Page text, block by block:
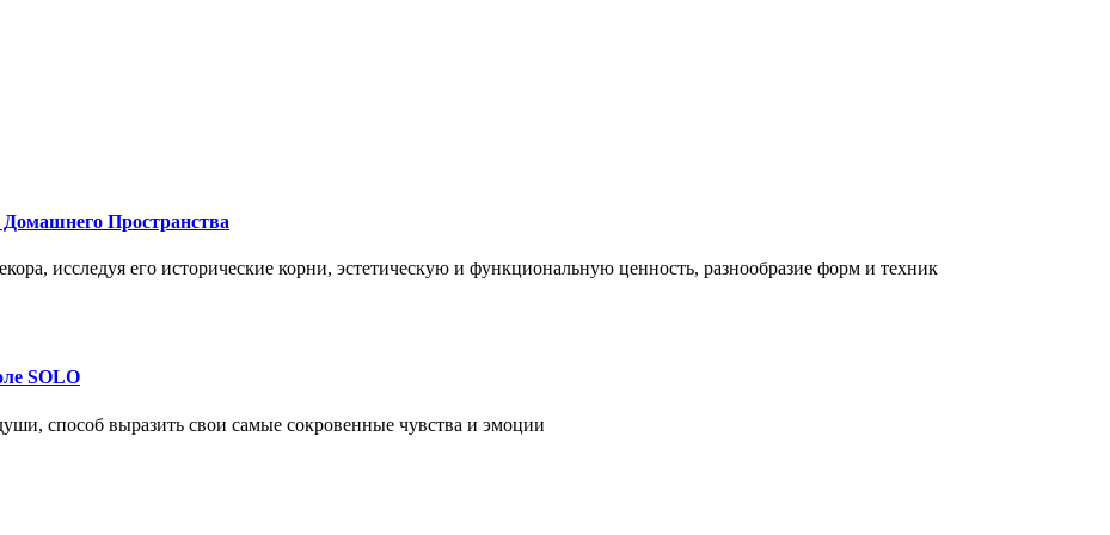
Пространства
исследуя его исторические корни, эстетическую и функциональную ценность, разнообразие форм и техник
SOLO
способ выразить свои самые сокровенные чувства и эмоции